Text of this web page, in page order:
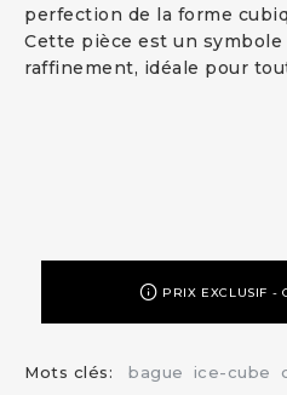
perfection de la forme
Cette pièce est un
raffinement, idéale pour
PRIX EXCLUSIF -
Mots clés: bague ice-cube